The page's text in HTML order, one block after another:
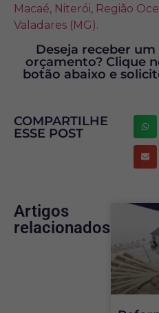
Macaé, Niterói, Região
Valadares (MG).
Deseja receber um
orçamento? Clique
botão abaixo e
COMPARTILHE
ESSE POST
Artigos
relacionados